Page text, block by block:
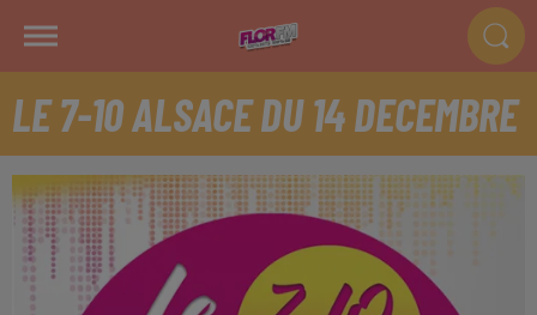
LE 7-10 ALSACE DU 14 DECEMBRE